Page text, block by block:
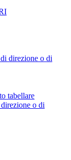
direzione o di
tabellare
o di